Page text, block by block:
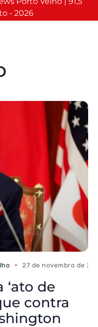
- 2026
27 de novembro de
de
contra